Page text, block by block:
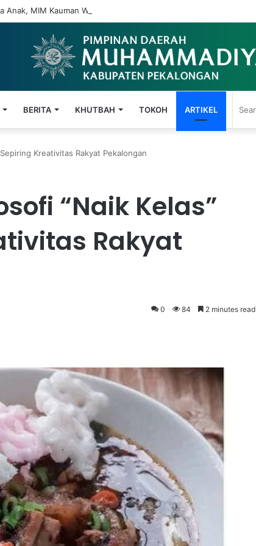
Anak, MIM Kauman Wiradesa Gelar Seminar Parenting Digital
BERITA KHUTBAH TOKOH ARTIKEL
Kreativitas Rakyat Pekalongan
“Naik Kelas”
Rakyat
0 84 2 minutes read